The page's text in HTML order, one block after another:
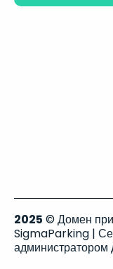
2025 © Домен
SigmaParking |